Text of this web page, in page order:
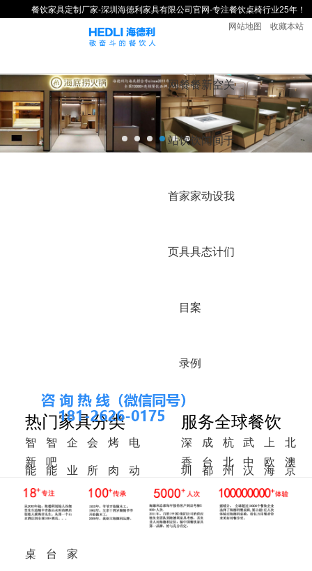
餐饮家具定制厂家-深圳海德利家具有限公司官网-专注餐饮桌椅行业25年！
收藏本站
网站地图
网
站
首
页
餐
饮
家
具
目
录
餐
饮
家
具
案
例
新
闻
动
态
空
间
设
计
关
于
我
们
热门家具分类
智
能
火
桌
智
能
调
台
企
业
家
会
所
家
烤
肉
桌
电
动
新
中
式
吧
椅
服务全球餐饮
深
圳
成
都
杭
州
武
汉
上
海
北
京
香
港
台 北
美
中
东
欧
洲
澳
洲